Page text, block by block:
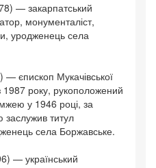
— закарпатський
монументаліст,
уродженець села
єпископ Мукачівської
1987 року, рукоположений
у 1946 році, за
заслужив титул
села Боржавське.
— український